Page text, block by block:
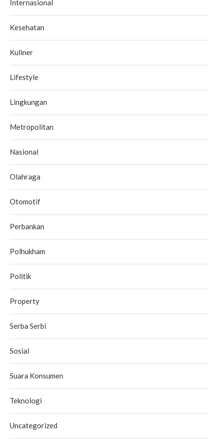
Internasional
Kesehatan
Kuliner
Lifestyle
Lingkungan
Metropolitan
Nasional
Olahraga
Otomotif
Perbankan
Polhukham
Politik
Property
Serba Serbi
Sosial
Suara Konsumen
Teknologi
Uncategorized